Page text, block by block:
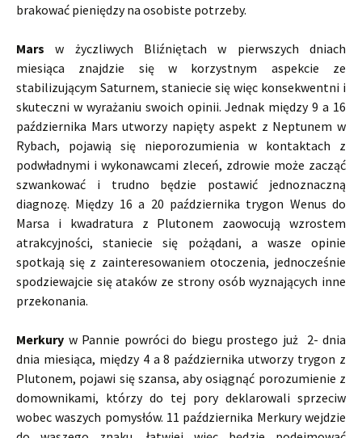
brakować pieniędzy na osobiste potrzeby.
Mars w życzliwych Bliźniętach w pierwszych dniach
miesiąca znajdzie się w korzystnym aspekcie ze
stabilizującym Saturnem, staniecie się więc konsekwentni i
skuteczni w wyrażaniu swoich opinii. Jednak między 9 a 16
października Mars utworzy napięty aspekt z Neptunem w
Rybach, pojawią się nieporozumienia w kontaktach z
podwładnymi i wykonawcami zleceń, zdrowie może zacząć
szwankować i trudno będzie postawić jednoznaczną
diagnozę. Między 16 a 20 października trygon Wenus do
Marsa i kwadratura z Plutonem zaowocują wzrostem
atrakcyjności, staniecie się pożądani, a wasze opinie
spotkają się z zainteresowaniem otoczenia, jednocześnie
spodziewajcie się ataków ze strony osób wyznających inne
przekonania.
Merkury w Pannie powróci do biegu prostego już 2- dnia
dnia miesiąca, między 4 a 8 października utworzy trygon z
Plutonem, pojawi się szansa, aby osiągnąć porozumienie z
domownikami, którzy do tej pory deklarowali sprzeciw
wobec waszych pomysłów. 11 października Merkury wejdzie